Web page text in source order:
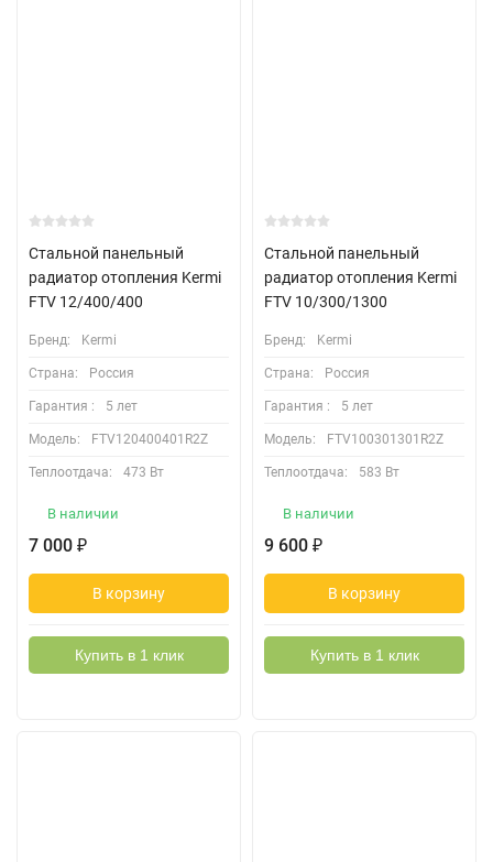
Стальной панельный
радиатор отопления Kermi
FTV 12/400/400
Бренд: Kermi
Страна: Россия
Гарантия : 5 лет
Модель: FTV120400401R2Z
Теплоотдача: 473 Вт
В наличии
7 000 ₽
В корзину
Купить в 1 клик
Стальной панельный
радиатор отопления Kermi
FTV 10/300/1300
Бренд: Kermi
Страна: Россия
Гарантия : 5 лет
Модель: FTV100301301R2Z
Теплоотдача: 583 Вт
В наличии
9 600 ₽
В корзину
Купить в 1 клик